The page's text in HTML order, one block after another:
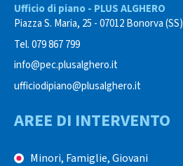
Ufficio di piano - PLUS ALGHERO
Piazza S. Maria, 25 - 07012 Bonorva (SS)
Tel. 079 867 799
info@pec.plusalghero.it
ufficiodipiano@plusalghero.it
AREE DI INTERVENTO
Minori, Famiglie, Giovani